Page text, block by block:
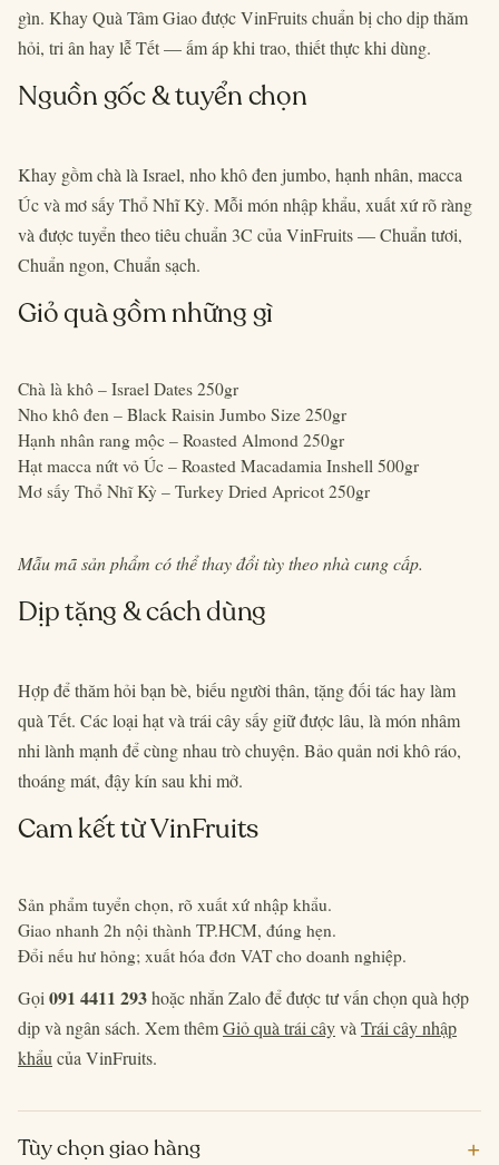
gìn. Khay Quà Tâm Giao được VinFruits chuẩn bị cho dịp thăm
hỏi, tri ân hay lễ Tết — ấm áp khi trao, thiết thực khi dùng.
Nguồn gốc & tuyển chọn
Khay gồm chà là Israel, nho khô đen jumbo, hạnh nhân, macca
Úc và mơ sấy Thổ Nhĩ Kỳ. Mỗi món nhập khẩu, xuất xứ rõ ràng
và được tuyển theo tiêu chuẩn 3C của VinFruits — Chuẩn tươi,
Chuẩn ngon, Chuẩn sạch.
Giỏ quà gồm những gì
Chà là khô – Israel Dates 250gr
Nho khô đen – Black Raisin Jumbo Size 250gr
Hạnh nhân rang mộc – Roasted Almond 250gr
Hạt macca nứt vỏ Úc – Roasted Macadamia Inshell 500gr
Mơ sấy Thổ Nhĩ Kỳ – Turkey Dried Apricot 250gr
Mẫu mã sản phẩm có thể thay đổi tùy theo nhà cung cấp.
Dịp tặng & cách dùng
Hợp để thăm hỏi bạn bè, biếu người thân, tặng đối tác hay làm
quà Tết. Các loại hạt và trái cây sấy giữ được lâu, là món nhâm
nhi lành mạnh để cùng nhau trò chuyện. Bảo quản nơi khô ráo,
thoáng mát, đậy kín sau khi mở.
Cam kết từ VinFruits
Sản phẩm tuyển chọn, rõ xuất xứ nhập khẩu.
Giao nhanh 2h nội thành TP.HCM, đúng hẹn.
Đổi nếu hư hỏng; xuất hóa đơn VAT cho doanh nghiệp.
Gọi 091 4411 293hoặc nhắn Zalo để được tư vấn chọn quà hợp
dịp và ngân sách. Xem thêmGiỏ quà trái câyvà Trái cây nhập
khẩu của VinFruits.
Tùy chọn giao hàng +